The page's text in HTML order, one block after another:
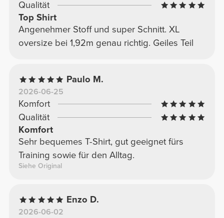
Qualität
Top Shirt
Angenehmer Stoff und super Schnitt. XL
oversize bei 1,92m genau richtig. Geiles Teil
Paulo M.
2026-06-25
Komfort
Qualität
Komfort
Sehr bequemes T-Shirt, gut geeignet fürs
Training sowie für den Alltag.
Siehe Original
Enzo D.
2026-06-02